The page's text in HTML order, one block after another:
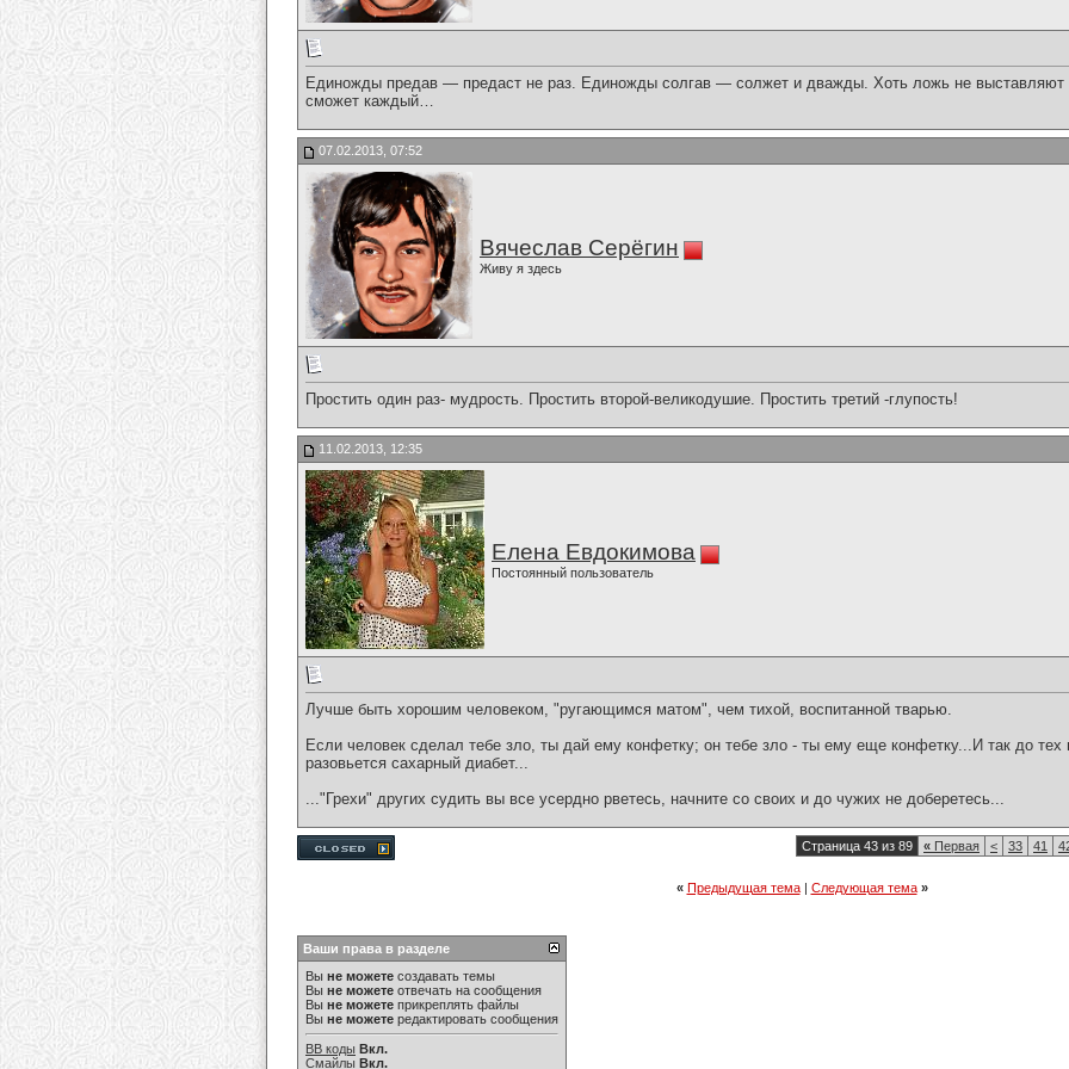
Единожды предав — предаст не раз. Единожды солгав — солжет и дважды. Хоть ложь не выставляют
сможет каждый…
07.02.2013, 07:52
Вячеслав Серёгин
Живу я здесь
Простить один раз- мудрость. Простить второй-великодушие. Простить третий -глупость!
11.02.2013, 12:35
Елена Евдокимова
Постоянный пользователь
Лучше быть хорошим человеком, "ругающимся матом", чем тихой, воспитанной тварью.
Если человек сделал тебе зло, ты дай ему конфетку; он тебе зло - ты ему еще конфетку...И так до тех
разовьется сахарный диабет...
..."Грехи" других судить вы все усердно рветесь, начните со своих и до чужих не доберетесь...
Страница 43 из 89 « Первая < 33 41
« Предыдущая тема| Следующая тема »
Ваши права в разделе
Вы не можете создавать темы
Вы не можете отвечать на сообщения
Вы не можете прикреплять файлы
Вы не можете редактировать сообщения
BB коды Вкл.
Смайлы Вкл.